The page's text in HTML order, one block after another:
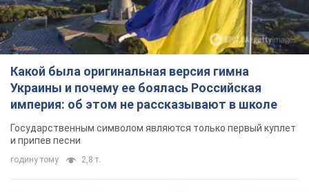
Какой была оригинальная версия гимна
Украины и почему ее боялась Российская
империя: об этом не рассказывают в школе
Государственным символом являются только первый куплет
и припев песни
годину тому 2,8 т.